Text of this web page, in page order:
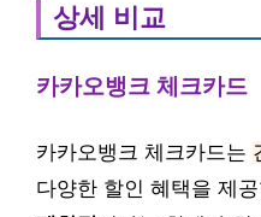
상세 비교
카카오뱅크 체크카드
카카오뱅크 체크카드는
다양한 할인 혜택을 제